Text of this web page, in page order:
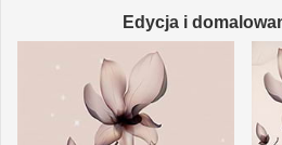
Edycja i